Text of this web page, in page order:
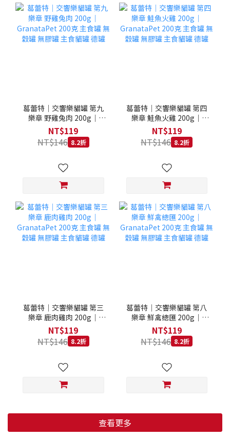
葛蕾特｜交響樂貓罐 第九
樂章 野雞兔肉 200g｜
GranataPet 200克 主食罐
無穀罐 無膠罐 主食貓罐 德
罐
NT$119
NT$146 8.2折
葛蕾特｜交響樂貓罐 第四
樂章 鮭魚火雞 200g｜
GranataPet 200克 主食罐
無穀罐 無膠罐 主食貓罐 德
罐
NT$119
NT$146 8.2折
葛蕾特｜交響樂貓罐 第三
樂章 鹿肉雞肉 200g｜
GranataPet 200克 主食罐
無穀罐 無膠罐 主食貓罐 德
罐
NT$119
NT$146 8.2折
葛蕾特｜交響樂貓罐 第八
樂章 鮮禽總匯 200g｜
GranataPet 200克 主食罐
無穀罐 無膠罐 主食貓罐 德
罐
NT$119
NT$146 8.2折
查看更多